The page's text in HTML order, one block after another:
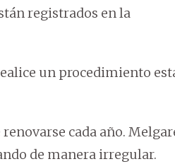
registrados en la
un procedimiento
cada año.
de manera irregular.